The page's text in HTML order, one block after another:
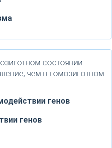
состоянии
чем в гомозиготном
генов
генов